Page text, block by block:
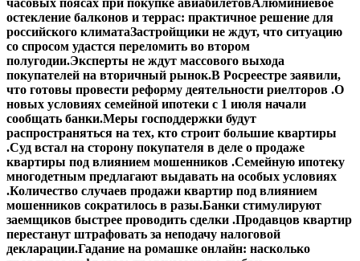
часовых поясах при покупке авиабилетовАлюминиевое
остекление балконов и террас: практичное решение для
российского климатаЗастройщики не ждут, что ситуацию
со спросом удастся переломить во втором
полугодии.Эксперты не ждут массового выхода
покупателей на вторичный рынок.В Росреестре заявили,
что готовы провести реформу деятельности риелторов .О
новых условиях семейной ипотеки с 1 июля начали
сообщать банки.Меры господдержки будут
распространяться на тех, кто строит большие квартиры
.Суд встал на сторону покупателя в деле о продаже
квартиры под влиянием мошенников .Семейную ипотеку
многодетным предлагают выдавать на особых условиях
.Количество случаев продажи квартир под влиянием
мошенников сократилось в разы.Банки стимулируют
заемщиков быстрее проводить сделки .Продавцов квартир
перестанут штрафовать за неподачу налоговой
декларации.Гадание на ромашке онлайн: насколько